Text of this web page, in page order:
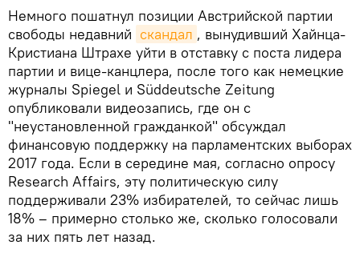
Немного пошатнул позиции Австрийской партии
свободы недавний скандал , вынудивший Хайнца-
Кристиана Штрахе уйти в отставку с поста лидера
партии и вице-канцлера, после того как немецкие
журналы Spiegel и Süddeutsche Zeitung
опубликовали видеозапись, где он с
"неустановленной гражданкой" обсуждал
финансовую поддержку на парламентских выборах
2017 года. Если в середине мая, согласно опросу
Research Affairs, эту политическую силу
поддерживали 23% избирателей, то сейчас лишь
18% – примерно столько же, сколько голосовали
за них пять лет назад.